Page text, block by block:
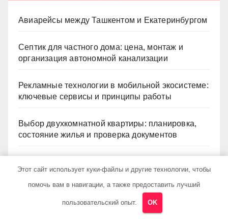
Авиарейсы между Ташкентом и Екатеринбургом
Септик для частного дома: цена, монтаж и
организация автономной канализации
Рекламные технологии в мобильной экосистеме:
ключевые сервисы и принципы работы
Выбор двухкомнатной квартиры: планировка,
состояние жилья и проверка документов
рекомендации по выбору
Этот сайт использует куки-файлы и другие технологии, чтобы
помочь вам в навигации, а также предоставить лучший
пользовательский опыт. OK